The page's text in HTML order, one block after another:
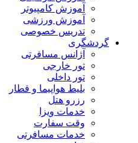
آموزش کامپیوتر
آموزش ورزشی
تدریس خصوصی
گردشگری
آژانس مسافرتی
تور خارجی
تور داخلی
بلیط هواپیما و قطار
رزرو هتل
خدمات ویزا
وقت سفارت
خدمات مسافرتی